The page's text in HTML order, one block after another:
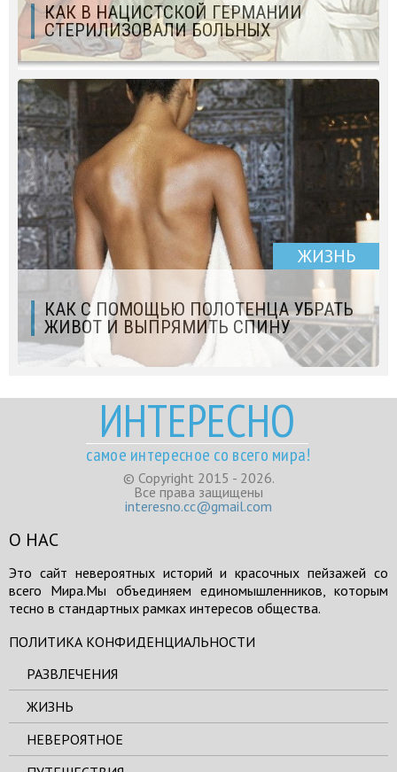
КАК В НАЦИСТСКОЙ ГЕРМАНИИ
СТЕРИЛИЗОВАЛИ БОЛЬНЫХ
ЖИЗНЬ
КАК С ПОМОЩЬЮ ПОЛОТЕНЦА УБРАТЬ
ЖИВОТ И ВЫПРЯМИТЬ СПИНУ
ИНТЕРЕСНО
самое интересное со всего мира!
© Copyright 2015 - 2026.
Все права защищены
interesno.cc@gmail.com
О НАС
Это сайт невероятных историй и красочных пейзажей со
всего Мира.Мы объединяем единомышленников, которым
тесно в стандартных рамках интересов общества.
ПОЛИТИКА КОНФИДЕНЦИАЛЬНОСТИ
РАЗВЛЕЧЕНИЯ
ЖИЗНЬ
НЕВЕРОЯТНОЕ